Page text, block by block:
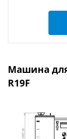
Машина
R19F